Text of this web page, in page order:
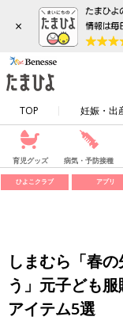
×
TOP 妊娠・出
育児グッズ 病気・予防接種
ひよこクラブ アプリ
しまむら「春
う」元子ども
アイテム5選